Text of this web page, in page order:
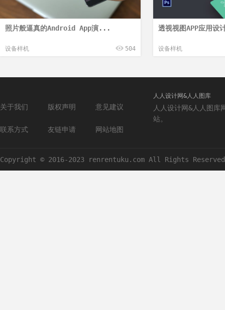
照片般逼真的Android App演...
设备样机 504
透视视图APP应用
设备样机
关于我们 版权声明 意见建议
联系方式 友链申请 网站地图
人人设计网&人人图库
人人设计网&人人图库
站。
Copyright © 2016-2023 renrentuku.com All Rights